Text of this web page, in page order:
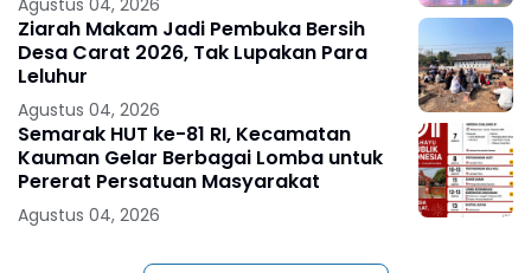
Ziarah Makam Jadi Pembuka Bersih
Desa Carat 2026, Tak Lupakan Para
Leluhur
Agustus 04, 2026
Semarak HUT ke-81 RI, Kecamatan
Kauman Gelar Berbagai Lomba untuk
Pererat Persatuan Masyarakat
Agustus 04, 2026